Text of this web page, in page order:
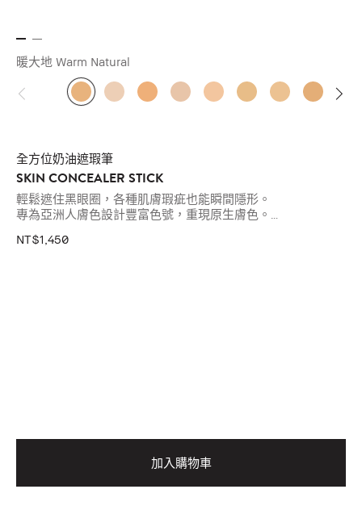
暖大地 Warm Natural
全方位奶油遮瑕筆
SKIN CONCEALER STICK
輕鬆遮住黑眼圈，各種肌膚瑕疵也能瞬間隱形。
專為亞洲人膚色設計豐富色號，重現原生膚色。
獨創「小飛象遮瑕術」，只要5分鐘就可打造無瑕輕底妝。
NT$1,450
加入購物車